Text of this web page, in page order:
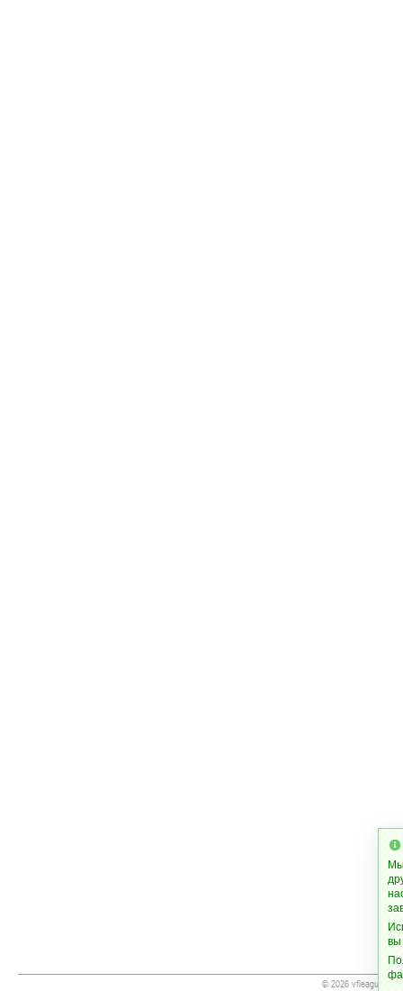
© 2026 vfleague.org
вы